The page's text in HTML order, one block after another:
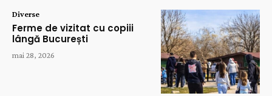
Diverse
Ferme de vizitat cu copiii
lângă București
mai 28, 2026